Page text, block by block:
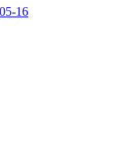
16